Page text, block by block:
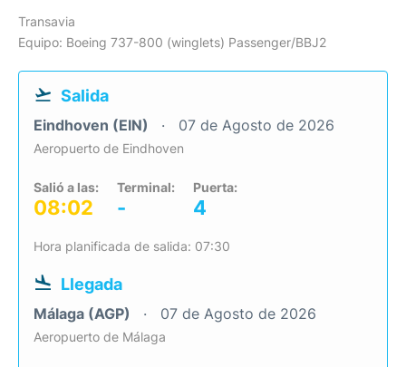
Transavia
Equipo: Boeing 737-800 (winglets) Passenger/BBJ2
Salida
Eindhoven (EIN) 07 de Agosto de 2026
Aeropuerto de Eindhoven
Salió a las:
08:02
Terminal:
-
Puerta:
4
Hora planificada de salida: 07:30
Llegada
Málaga (AGP) 07 de Agosto de 2026
Aeropuerto de Málaga